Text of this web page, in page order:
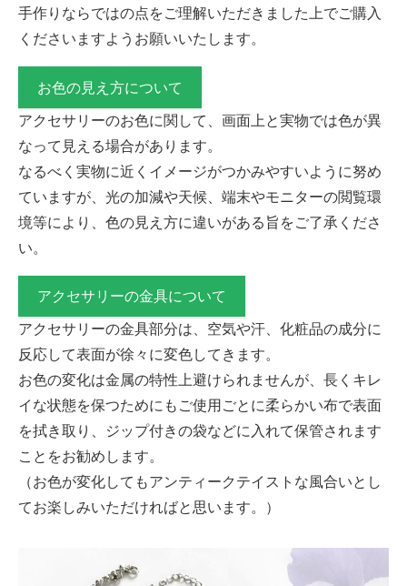
手作りならではの点をご理解いただきました上でご購入
くださいますようお願いいたします。
お色の見え方について
アクセサリーのお色に関して、画面上と実物では色が異
なって見える場合があります。
なるべく実物に近くイメージがつかみやすいように努め
ていますが、光の加減や天候、端末やモニターの閲覧環
境等により、色の見え方に違いがある旨をご了承くださ
い。
アクセサリーの金具について
アクセサリーの金具部分は、空気や汗、化粧品の成分に
反応して表面が徐々に変色してきます。
お色の変化は金属の特性上避けられませんが、長くキレ
イな状態を保つためにもご使用ごとに柔らかい布で表面
を拭き取り、ジップ付きの袋などに入れて保管されます
ことをお勧めします。
（お色が変化してもアンティークテイストな風合いとし
てお楽しみいただければと思います。）